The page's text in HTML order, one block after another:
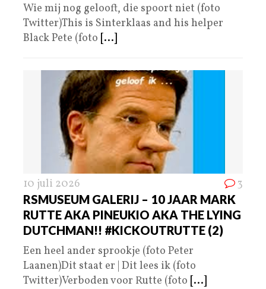
Wie mij nog gelooft, die spoort niet (foto
Twitter)This is Sinterklaas and his helper
Black Pete (foto [...]
10 juli 2026 3
RSMUSEUM GALERIJ – 10 JAAR MARK
RUTTE AKA PINEUKIO AKA THE LYING
DUTCHMAN!! #KICKOUTRUTTE (2)
Een heel ander sprookje (foto Peter
Laanen)Dit staat er | Dit lees ik (foto
Twitter)Verboden voor Rutte (foto [...]